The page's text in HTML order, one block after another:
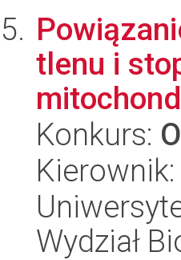
tlenu i
Konkurs:
Wydział